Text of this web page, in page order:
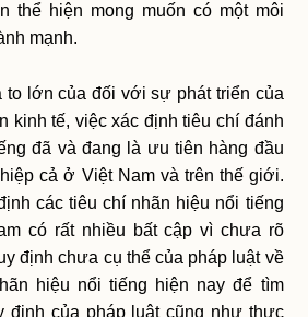
thể hiện mong muốn có một môi
mạnh.
to lớn của đối với sự phát triển của
kinh tế, việc xác định tiêu chí đánh
đã và đang là ưu tiên hàng đầu
cả ở Việt Nam và trên thế giới.
các tiêu chí nhãn hiệu nổi tiếng
có rất nhiều bất cập vì chưa rõ
định chưa cụ thể của pháp luật về
hiệu nổi tiếng hiện nay để tìm
định của pháp luật cũng như thực